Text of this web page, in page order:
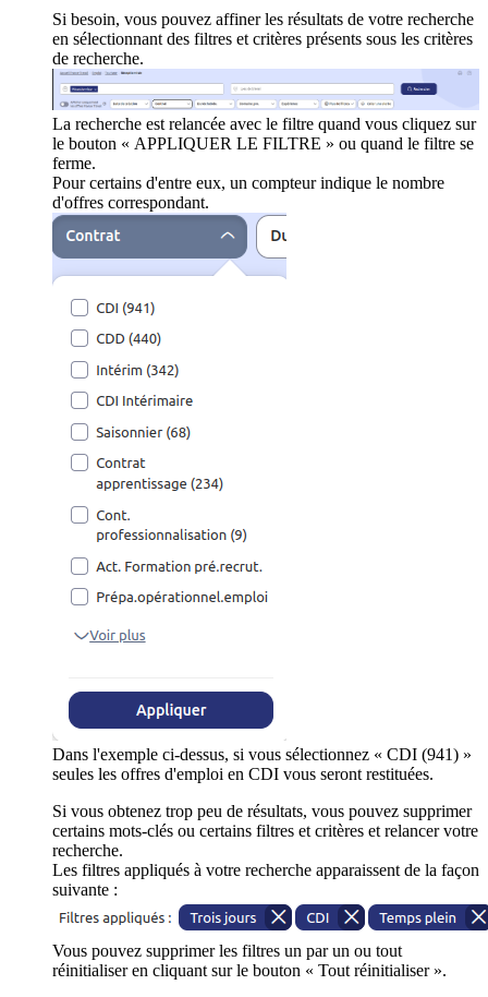
Si besoin, vous pouvez affiner les résultats de votre recherche
en sélectionnant des filtres et critères présents sous les critères
de recherche.
La recherche est relancée avec le filtre quand vous cliquez sur
le bouton « APPLIQUER LE FILTRE » ou quand le filtre se
ferme.
Pour certains d'entre eux, un compteur indique le nombre
d'offres correspondant.
Dans l'exemple ci-dessus, si vous sélectionnez « CDI (941) »
seules les offres d'emploi en CDI vous seront restituées.
Si vous obtenez trop peu de résultats, vous pouvez supprimer
certains mots-clés ou certains filtres et critères et relancer votre
recherche.
Les filtres appliqués à votre recherche apparaissent de la façon
suivante :
Vous pouvez supprimer les filtres un par un ou tout
réinitialiser en cliquant sur le bouton « Tout réinitialiser ».